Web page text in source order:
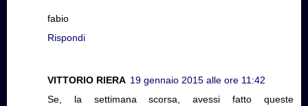
fabio
Rispondi
VITTORIO RIERA 19 gennaio 2015 alle ore 11:42
Se, la settimana scorsa, avessi fatto queste